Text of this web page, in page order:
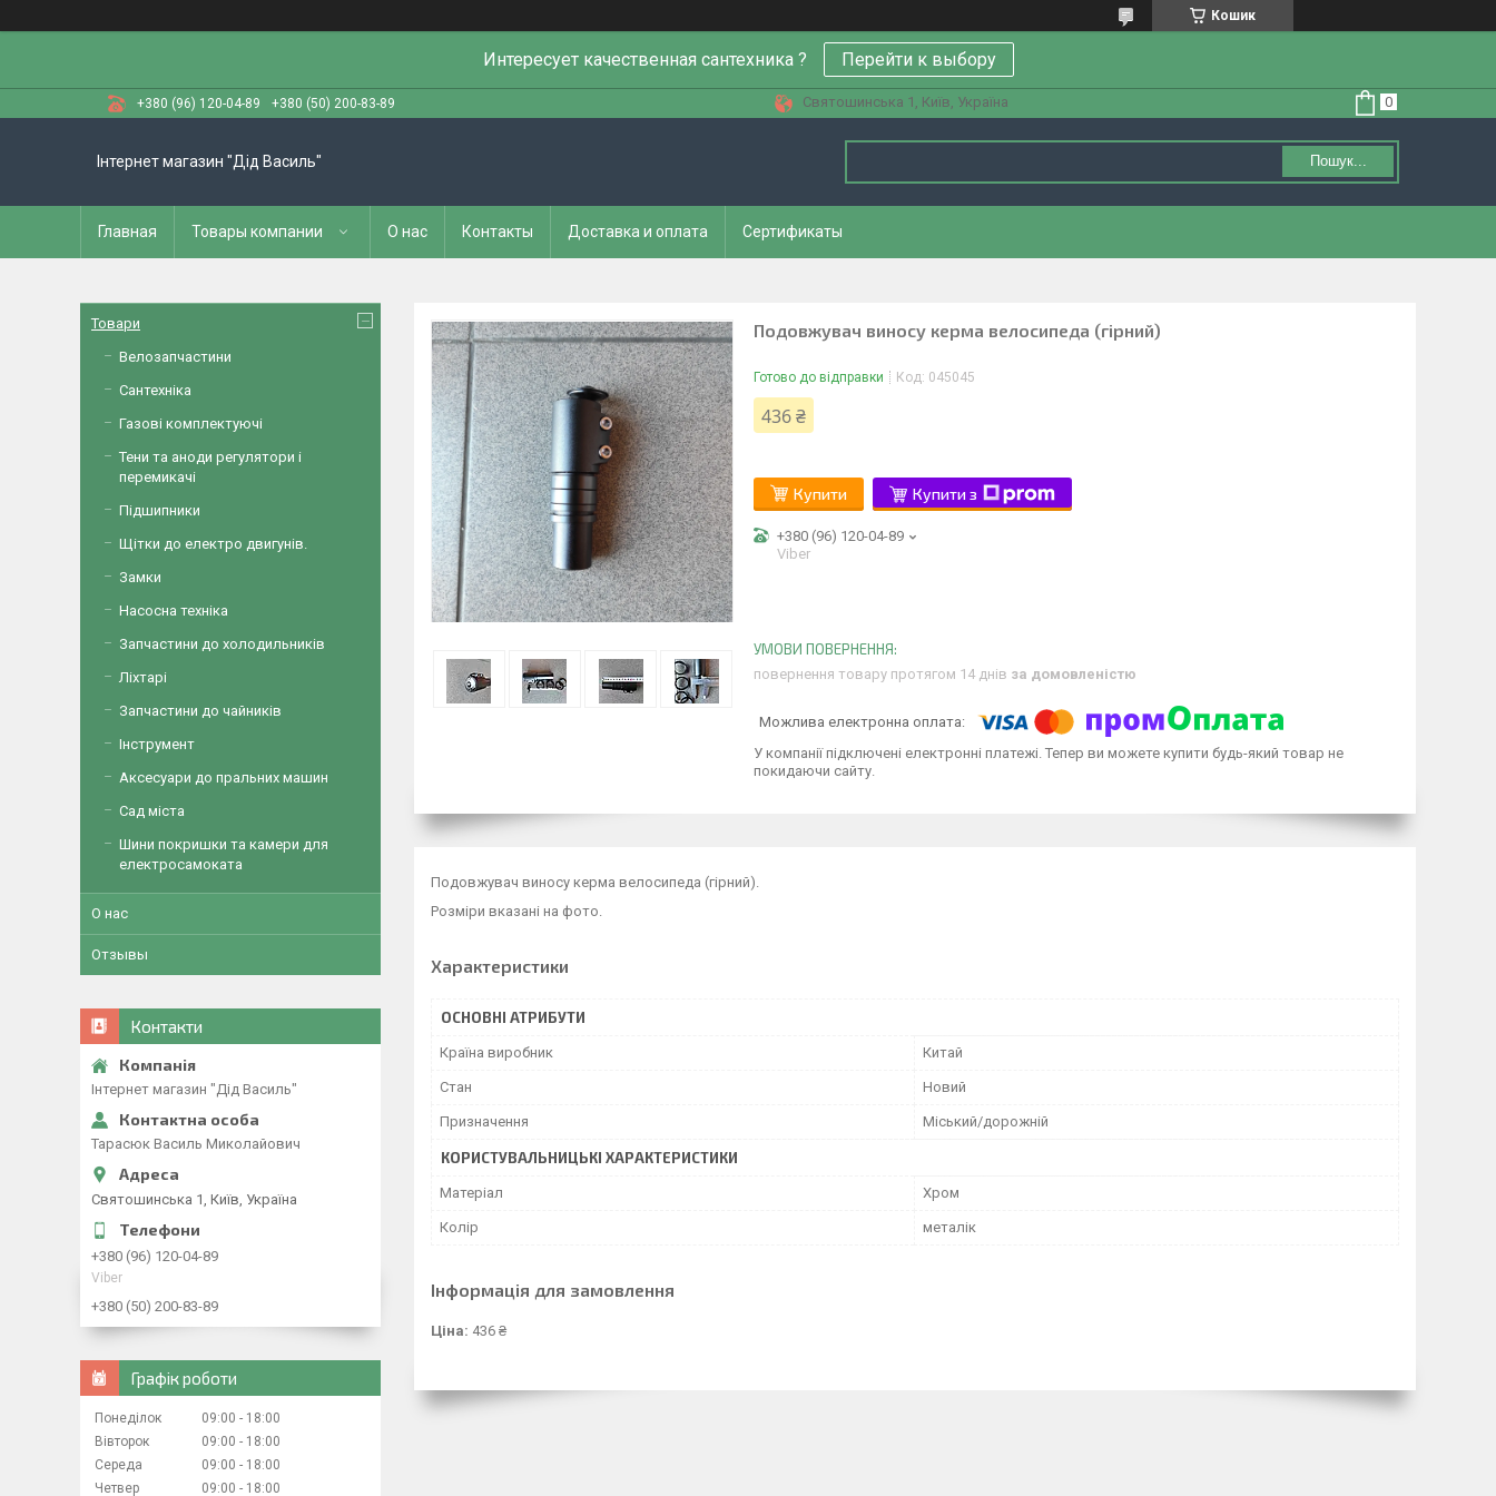
Кошик
Интересует качественная сантехника ? Перейти к выбору
+380 (96) 120-04-89 +380 (50) 200-83-89 Святошинська 1, Київ, Україна
Інтернет магазин "Дід Василь" Пошук...
Главная Товары компании О нас Контакты Доставка и оплата Сертификаты
Подовжувач виносу керма велосипеда (гірний)
Готово до відправки Код: 045045
436 ₴
Купити Купити з
+380 (96) 120-04-89
Viber
повернення товару протягом 14 днів за домовленістю
У компанії підключені електронні платежі. Тепер ви можете купити будь-який товар не
покидаючи сайту.
Подовжувач виносу керма велосипеда (гірний).
Розміри вказані на фото.
Характеристики
ОСНОВНІ АТРИБУТИ
Країна виробник Китай
Стан Новий
Призначення Міський/дорожній
КОРИСТУВАЛЬНИЦЬКІ ХАРАКТЕРИСТИКИ
Матеріал Хром
Колір металік
Інформація для замовлення
Ціна: 436 ₴
Товари
Велозапчастини
Сантехніка
Газові комплектуючі
Тени та аноди регулятори і
перемикачі
Підшипники
Щітки до електро двигунів.
Замки
Насосна техніка
Запчастини до холодильників
Ліхтарі
Запчастини до чайників
Інструмент
Аксесуари до пральних машин
Сад міста
Шини покришки та камери для
електросамоката
О нас
Отзывы
Контакти
Інтернет магазин "Дід Василь"
Тарасюк Василь Миколайович
Святошинська 1, Київ, Україна
+380 (96) 120-04-89
Viber
+380 (50) 200-83-89
Графік роботи
Понеділок 09:00
18:00
Вівторок
09:00
18:00
Середа
09:00
18:00
Четвер
09:00 18:00